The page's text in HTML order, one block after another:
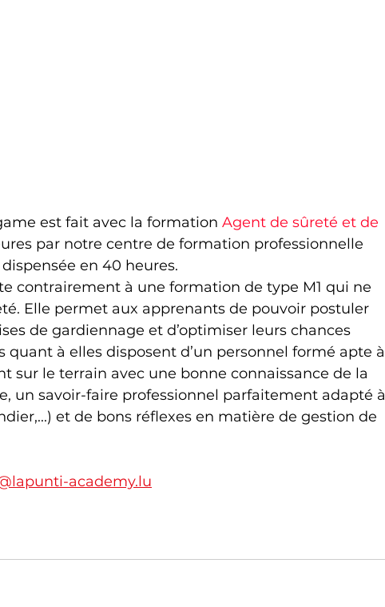
est fait avec la formation Agent de sûreté et de
par notre centre de formation professionnelle
en 40 heures.
contrairement à une formation de type M1 qui ne
Elle permet aux apprenants de pouvoir postuler
de gardiennage et d’optimiser leurs chances
quant à elles disposent d’un personnel formé apte à
sur le terrain avec une bonne connaissance de la
un savoir-faire professionnel parfaitement adapté à
et de bons réflexes en matière de gestion de
academy.lu